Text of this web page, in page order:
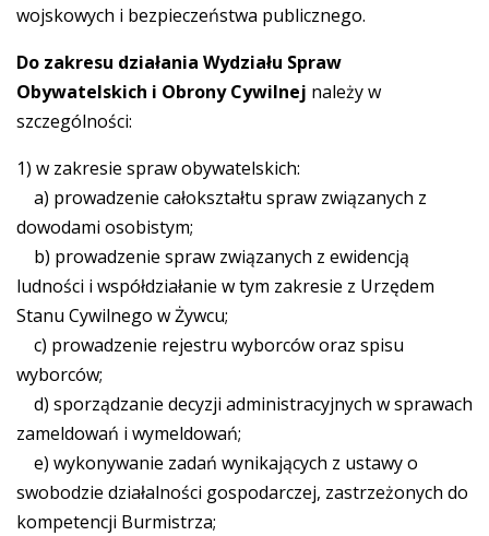
wojskowych i bezpieczeństwa publicznego.
Do zakresu działania Wydziału Spraw
Obywatelskich i Obrony Cywilnej należy w
szczególności:
1) w zakresie spraw obywatelskich:
a) prowadzenie całokształtu spraw związanych z
dowodami osobistym;
b) prowadzenie spraw związanych z ewidencją
ludności i współdziałanie w tym zakresie z Urzędem
Stanu Cywilnego w Żywcu;
c) prowadzenie rejestru wyborców oraz spisu
wyborców;
d) sporządzanie decyzji administracyjnych w sprawach
zameldowań i wymeldowań;
e) wykonywanie zadań wynikających z ustawy o
swobodzie działalności gospodarczej, zastrzeżonych do
kompetencji Burmistrza;